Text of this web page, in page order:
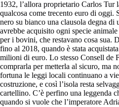
1932, l’allora proprietario Carlos Tur
qualcosa come trecento euro di oggi.
nero su bianco una clausola degna
avrebbe acquisito ogni specie
per i bovini, che restavano cosa sua.
fino al 2018, quando è stata
milioni di euro. Lo stesso Consell de
comprarla per metterla al sicuro, ma
fortuna le leggi locali continuano a
costruzione, e così l’isola resta
cartellino. C’è perfino una leggenda
quando si vuole che l’imperatore